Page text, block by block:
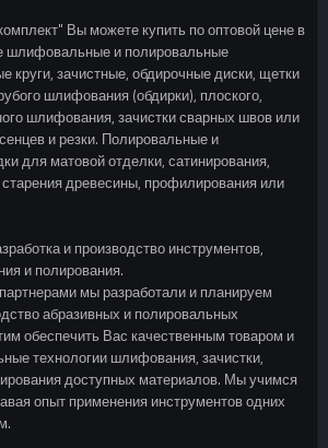
Вы можете купить по оптовой цене в
шлифовальные и полировальные
круги, зачистные, обдирочные диски, щетки
шлифования (обдирки), плоского,
шлифования, зачистки сварных швов или
и резки. Полировальные и
для матовой отделки, сатинирования,
старения древесины, профилирования или
и производство инструментов,
и полирования.
мы разработали и планируем
абразивных и полировальных
обеспечить Вас качественным товаром и
технологии шлифования, зачистки,
доступных материалов. Мы учимся
опыт применения инструментов одних